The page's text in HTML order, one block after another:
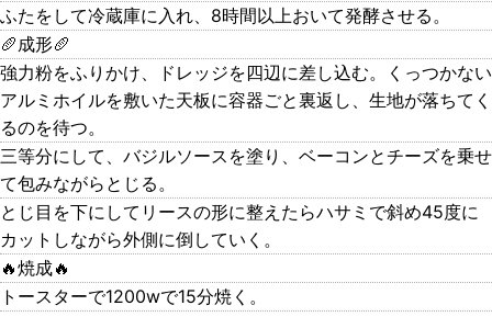
ふたをして冷蔵庫に入れ、8時間以上おいて発酵させる。
🥖成形🥖
強力粉をふりかけ、ドレッジを四辺に差し込む。くっつかない
アルミホイルを敷いた天板に容器ごと裏返し、生地が落ちてく
るのを待つ。
三等分にして、バジルソースを塗り、ベーコンとチーズを乗せ
て包みながらとじる。
とじ目を下にしてリースの形に整えたらハサミで斜め45度に
カットしながら外側に倒していく。
🔥焼成🔥
トースターで1200wで15分焼く。